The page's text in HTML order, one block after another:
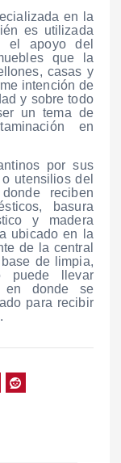
en la
es utilizada
el apoyo del
que la
casas y
intención de
y sobre todo
un tema de
en
por sus
utensilios del
reciben
basura
y madera
ubicado en la
de la central
de limpia,
llevar
en donde se
para recibir